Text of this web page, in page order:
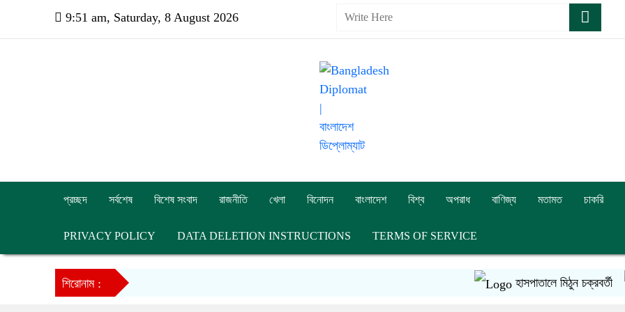
9:51 am, Saturday, 8 August 2026
প্রচ্ছদ সর্বশেষ বিশেষ সংবাদ রাজনীতি খেলা বিনোদন বাংলাদেশ বিশ্ব অপরাধ বাণিজ্য মতামত চাকরি
PRIVACY POLICY DATA DELETION INSTRUCTIONS TERMS OF SERVICE
শিরোনাম : হাসপাতালে মিঠুন চক্রবর্তী